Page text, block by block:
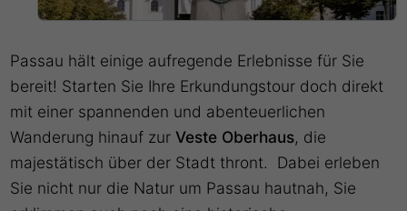
Passau hält einige aufregende Erlebnisse für Sie
bereit! Starten Sie Ihre Erkundungstour doch direkt
mit einer spannenden und abenteuerlichen
Wanderung hinauf zurVeste Oberhaus, die
majestätisch über der Stadt thront. Dabei erleben
Sie nicht nur die Natur um Passau hautnah, Sie